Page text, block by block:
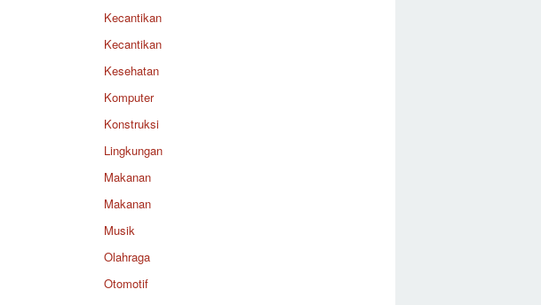
Kecantikan
Kecantikan
Kesehatan
Komputer
Konstruksi
Lingkungan
Makanan
Makanan
Musik
Olahraga
Otomotif